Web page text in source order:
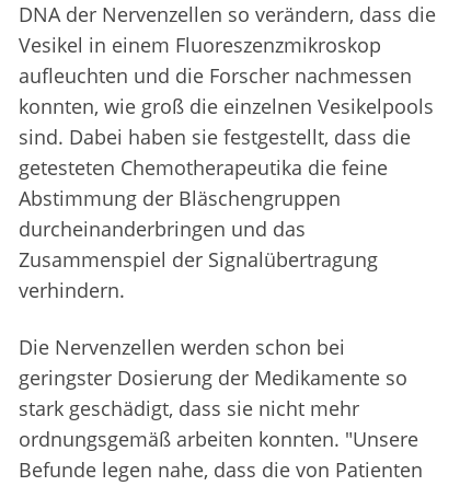
DNA der Nervenzellen so verändern, dass die
Vesikel in einem Fluoreszenzmikroskop
aufleuchten und die Forscher nachmessen
konnten, wie groß die einzelnen Vesikelpools
sind. Dabei haben sie festgestellt, dass die
getesteten Chemotherapeutika die feine
Abstimmung der Bläschengruppen
durcheinanderbringen und das
Zusammenspiel der Signalübertragung
verhindern.
Die Nervenzellen werden schon bei
geringster Dosierung der Medikamente so
stark geschädigt, dass sie nicht mehr
ordnungsgemäß arbeiten konnten. "Unsere
Befunde legen nahe, dass die von Patienten